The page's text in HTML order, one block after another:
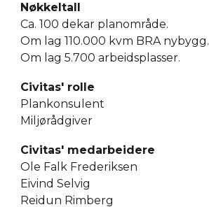
Nøkkeltall
Ca. 100 dekar planområde.
Om lag 110.000 kvm BRA nybygg.
Om lag 5.700 arbeidsplasser.
Civitas' rolle
Plankonsulent
Miljørådgiver
Civitas' medarbeidere
Ole Falk Frederiksen
Eivind Selvig
Reidun Rimberg